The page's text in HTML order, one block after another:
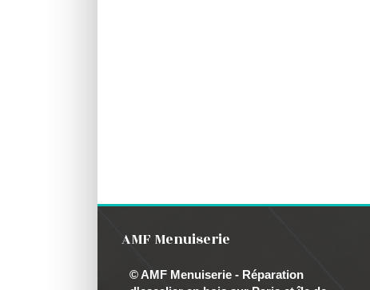
AMF Menuiserie
© AMF Menuiserie - Réparation